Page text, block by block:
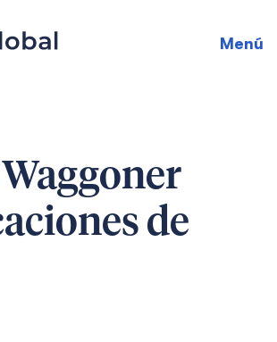
Menú
de